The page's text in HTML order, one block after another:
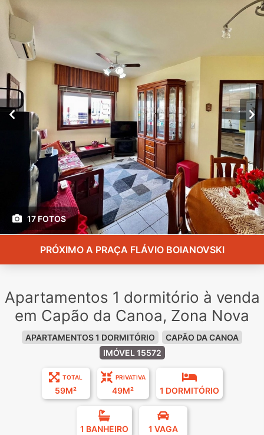
17 FOTOS
PRÓXIMO A PRAÇA FLÁVIO BOIANOVSKI
Apartamentos 1 dormitório à venda
em Capão da Canoa, Zona Nova
APARTAMENTOS 1 DORMITÓRIO
CAPÃO DA CANOA
IMÓVEL 15572
TOTAL
59M²
PRIVATIVA
49M² 1 DORMITÓRIO
1 BANHEIRO 1 VAGA